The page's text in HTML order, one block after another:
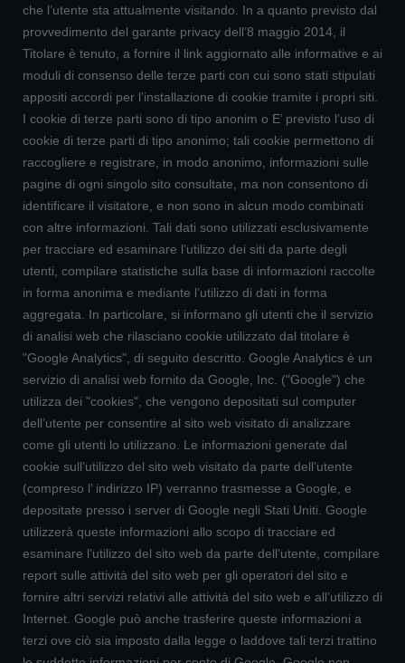
che l’utente sta attualmente visitando. In a quanto previsto dal
provvedimento del garante privacy dell’8 maggio 2014, il
Titolare è tenuto, a fornire il link aggiornato alle informative e ai
moduli di consenso delle terze parti con cui sono stati stipulati
appositi accordi per l’installazione di cookie tramite i propri siti.
I cookie di terze parti sono di tipo anonim o E’ previsto l’uso di
cookie di terze parti di tipo anonimo; tali cookie permettono di
raccogliere e registrare, in modo anonimo, informazioni sulle
pagine di ogni singolo sito consultate, ma non consentono di
identificare il visitatore, e non sono in alcun modo combinati
con altre informazioni. Tali dati sono utilizzati esclusivamente
per tracciare ed esaminare l’utilizzo dei siti da parte degli
utenti, compilare statistiche sulla base di informazioni raccolte
in forma anonima e mediante l’utilizzo di dati in forma
aggregata. In particolare, si informano gli utenti che il servizio
di analisi web che rilasciano cookie utilizzato dal titolare è
"Google Analytics", di seguito descritto. Google Analytics è un
servizio di analisi web fornito da Google, Inc. ("Google") che
utilizza dei "cookies", che vengono depositati sul computer
dell’utente per consentire al sito web visitato di analizzare
come gli utenti lo utilizzano. Le informazioni generate dal
cookie sull’utilizzo del sito web visitato da parte dell’utente
(compreso l’ indirizzo IP) verranno trasmesse a Google, e
depositate presso i server di Google negli Stati Uniti. Google
utilizzerà queste informazioni allo scopo di tracciare ed
esaminare l’utilizzo del sito web da parte dell’utente, compilare
report sulle attività del sito web per gli operatori del sito e
fornire altri servizi relativi alle attività del sito web e all’utilizzo di
Internet. Google può anche trasferire queste informazioni a
terzi ove ciò sia imposto dalla legge o laddove tali terzi trattino